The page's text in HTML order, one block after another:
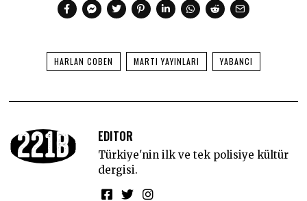
HARLAN COBEN MARTI YAYINLARI YABANCI
EDITOR
Türkiye'nin ilk ve tek polisiye kültür
dergisi.